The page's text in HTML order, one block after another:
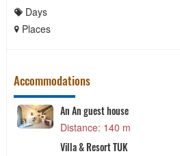
Days
Places
Accommodations
An An guest house
Distance: 140 m
Villa & Resort TUK